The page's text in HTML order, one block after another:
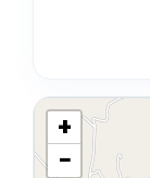
+
−